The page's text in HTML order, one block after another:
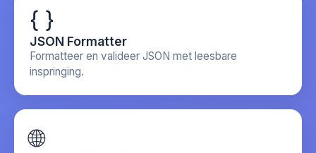
{ }
JSON Formatter
Formatteer en valideer JSON met leesbare
inspringing.
🌐